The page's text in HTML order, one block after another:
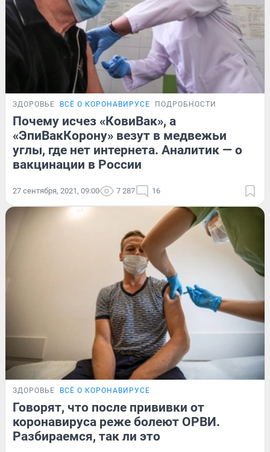
ЗДОРОВЬЕ ВСЁ О КОРОНАВИРУСЕ ПОДРОБНОСТИ
Почему исчез «КовиВак», а
«ЭпиВакКорону» везут в медвежьи
углы, где нет интернета. Аналитик — о
вакцинации в России
27 сентября, 2021, 09:00 7 287 16
ЗДОРОВЬЕ ВСЁ О КОРОНАВИРУСЕ
Говорят, что после прививки от
коронавируса реже болеют ОРВИ.
Разбираемся, так ли это